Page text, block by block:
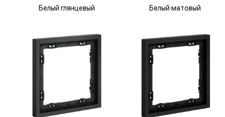
Белый глянцевый Белый матовый